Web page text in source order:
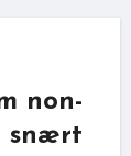
non-
snært